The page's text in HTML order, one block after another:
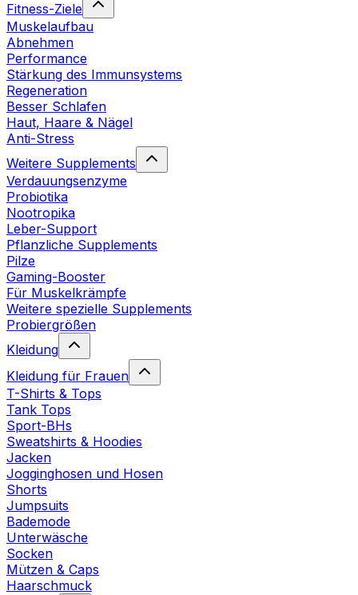
Fitness-Ziele
Muskelaufbau
Abnehmen
Performance
Stärkung des Immunsystems
Regeneration
Besser Schlafen
Haut, Haare & Nägel
Anti-Stress
Weitere Supplements
Verdauungsenzyme
Probiotika
Nootropika
Leber-Support
Pflanzliche Supplements
Pilze
Gaming-Booster
Für Muskelkrämpfe
Weitere spezielle Supplements
Probiergrößen
Kleidung
Kleidung für Frauen
T-Shirts & Tops
Tank Tops
Sport-BHs
Sweatshirts & Hoodies
Jacken
Jogginghosen und Hosen
Shorts
Jumpsuits
Bademode
Unterwäsche
Socken
Mützen & Caps
Haarschmuck